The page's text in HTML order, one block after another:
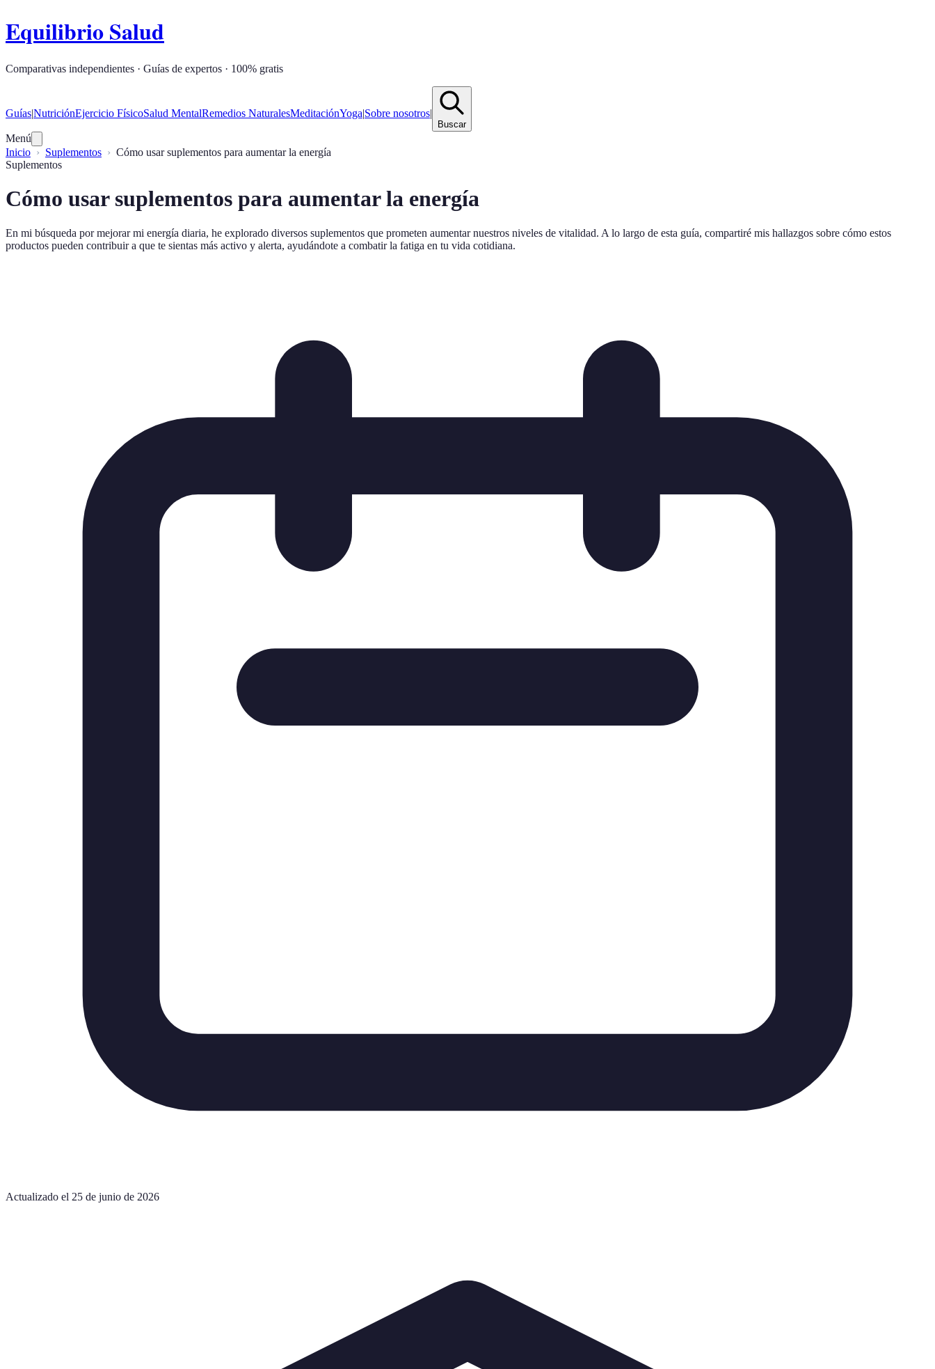
Equilibrio Salud
Comparativas independientes · Guías de expertos · 100% gratis
Guías|NutriciónEjercicio FísicoSalud MentalRemedios NaturalesMeditaciónYoga|Sobre nosotros|
Buscar
Menú
Inicio
Suplementos
Cómo usar suplementos para aumentar la energía
Suplementos
Cómo usar suplementos para aumentar la energía
En mi búsqueda por mejorar mi energía diaria, he explorado diversos suplementos que prometen aumentar nuestros niveles de vitalidad. A lo largo de esta guía, compartiré mis hallazgos sobre cómo estos
productos pueden contribuir a que te sientas más activo y alerta, ayudándote a combatir la fatiga en tu vida cotidiana.
Actualizado el 25 de junio de 2026